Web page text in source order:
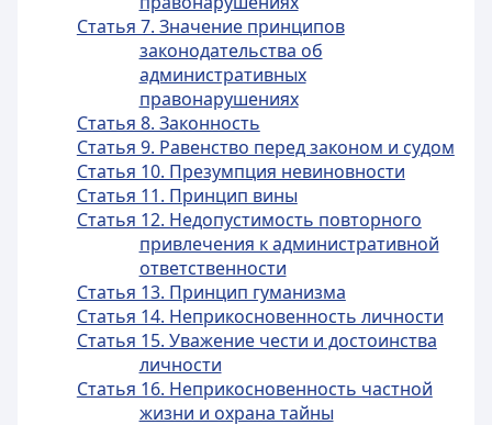
Статья 7. Значение принципов
законодательства об
административных
правонарушениях
Статья 8. Законность
Статья 9. Равенство перед законом и судом
Статья 10. Презумпция невиновности
Статья 11. Принцип вины
Статья 12. Недопустимость повторного
привлечения к административной
ответственности
Статья 13. Принцип гуманизма
Статья 14. Неприкосновенность личности
Статья 15. Уважение чести и достоинства
личности
Статья 16. Неприкосновенность частной
жизни и охрана тайны